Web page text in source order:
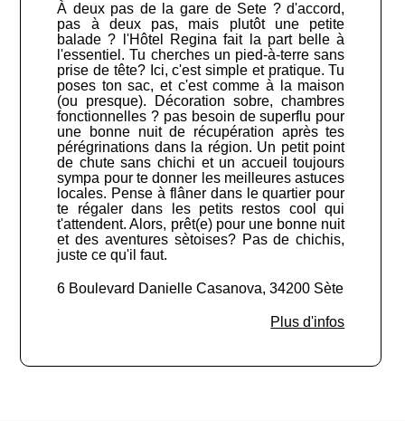
À deux pas de la gare de Sete ? d'accord,
pas à deux pas, mais plutôt une petite
balade ? l'Hôtel Regina fait la part belle à
l'essentiel. Tu cherches un pied-à-terre sans
prise de tête? Ici, c'est simple et pratique. Tu
poses ton sac, et c'est comme à la maison
(ou presque). Décoration sobre, chambres
fonctionnelles ? pas besoin de superflu pour
une bonne nuit de récupération après tes
pérégrinations dans la région. Un petit point
de chute sans chichi et un accueil toujours
sympa pour te donner les meilleures astuces
locales. Pense à flâner dans le quartier pour
te régaler dans les petits restos cool qui
t'attendent. Alors, prêt(e) pour une bonne nuit
et des aventures sètoises? Pas de chichis,
juste ce qu'il faut.
6 Boulevard Danielle Casanova, 34200 Sète
Plus d'infos